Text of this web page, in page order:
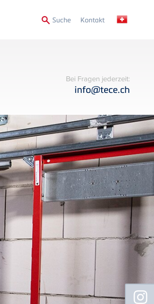
SucheSecondary
Kontakt
Bei Fragen jederzeit:
info@tece.ch
Floating
Sidebar